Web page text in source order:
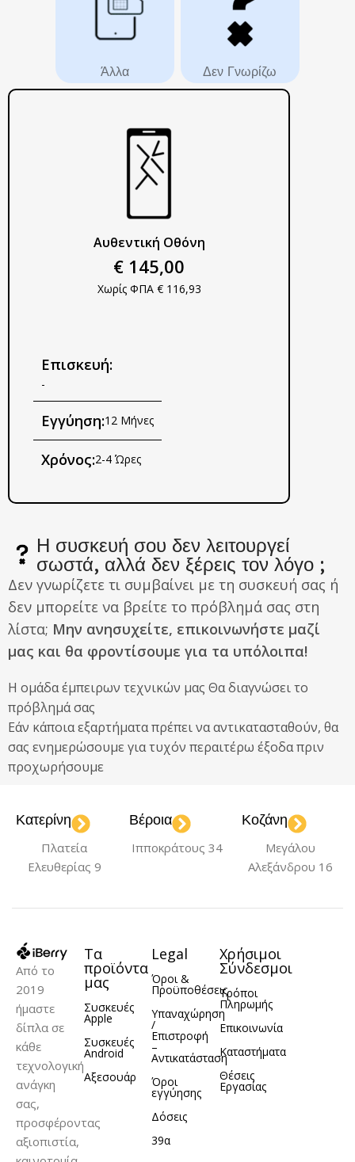
Άλλα Δεν Γνωρίζω
Αυθεντική Οθόνη
€ 145,00
Χωρίς ΦΠΑ € 116,93
Επισκευή:
-
Εγγύηση:12 Μήνες
Χρόνος:2-4 Ώρες
Η συσκευή σου δεν λειτουργεί
σωστά, αλλά δεν ξέρεις τον λόγο ;
Δεν γνωρίζετε τι συμβαίνει με τη συσκευή σας ή
δεν μπορείτε να βρείτε το πρόβλημά σας στη
λίστα; Μην ανησυχείτε, επικοινωνήστε μαζί
μας και θα φροντίσουμε για τα υπόλοιπα!
Η ομάδα έμπειρων τεχνικών μας Θα διαγνώσει το
πρόβλημά σας
Εάν κάποια εξαρτήματα πρέπει να αντικατασταθούν, θα
σας ενημερώσουμε για τυχόν περαιτέρω έξοδα πριν
προχωρήσουμε
Κατερίνη
Πλατεία
Ελευθερίας 9
Βέροια
Ιπποκράτους 34
Κοζάνη
Μεγάλου
Αλεξάνδρου 16
Από το
2019
ήμαστε
δίπλα σε
κάθε
τεχνολογική
ανάγκη
σας,
προσφέροντας
αξιοπιστία,
Τα
προϊόντα
μας
Συσκευές
Apple
Συσκευές
Android
Αξεσουάρ
Legal
Όροι &
Προϋποθέσεις
Υπαναχώρηση
/
Επιστροφή
–
Αντικατάσταση
Όροι
εγγύησης
Δόσεις
39α
Χρήσιμοι
Σύνδεσμοι
Τρόποι
Πληρωμής
Επικοινωνία
Καταστήματα
Θέσεις
Εργασίας